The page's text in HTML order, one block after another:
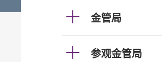
金管局
参观金管局